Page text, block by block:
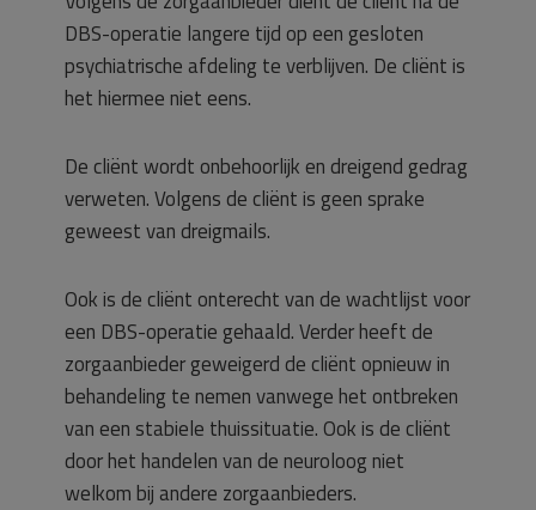
DBS-operatie langere tijd op een gesloten
psychiatrische afdeling te verblijven. De cliënt is
het hiermee niet eens.
De cliënt wordt onbehoorlijk en dreigend gedrag
verweten. Volgens de cliënt is geen sprake
geweest van dreigmails.
Ook is de cliënt onterecht van de wachtlijst voor
een DBS-operatie gehaald. Verder heeft de
zorgaanbieder geweigerd de cliënt opnieuw in
behandeling te nemen vanwege het ontbreken
van een stabiele thuissituatie. Ook is de cliënt
door het handelen van de neuroloog niet
welkom bij andere zorgaanbieders.